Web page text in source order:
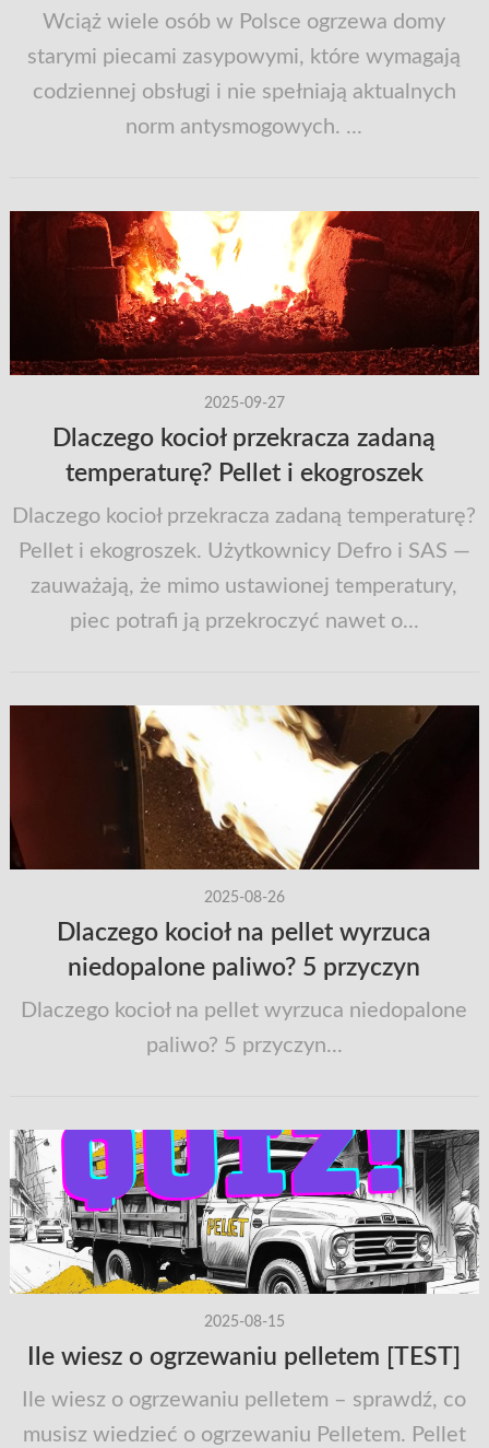
Wciąż wiele osób w Polsce ogrzewa domy
starymi piecami zasypowymi, które wymagają
codziennej obsługi i nie spełniają aktualnych
norm antysmogowych. ...
2025-09-27
Dlaczego kocioł przekracza zadaną
temperaturę? Pellet i ekogroszek
Dlaczego kocioł przekracza zadaną temperaturę?
Pellet i ekogroszek. Użytkownicy Defro i SAS —
zauważają, że mimo ustawionej temperatury,
piec potrafi ją przekroczyć nawet o...
2025-08-26
Dlaczego kocioł na pellet wyrzuca
niedopalone paliwo? 5 przyczyn
Dlaczego kocioł na pellet wyrzuca niedopalone
paliwo? 5 przyczyn...
2025-08-15
Ile wiesz o ogrzewaniu pelletem [TEST]
Ile wiesz o ogrzewaniu pelletem – sprawdź, co
musisz wiedzieć o ogrzewaniu Pelletem. Pellet